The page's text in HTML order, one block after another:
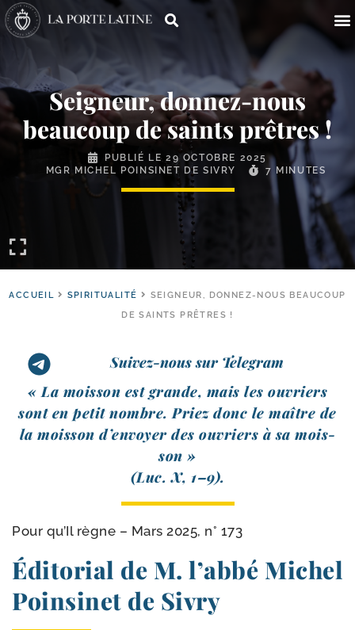
Seigneur, donnez-​nous
beaucoup de saints prêtres !
PUBLIÉ LE 29 OCTOBRE 2025
MGR MICHEL POINSINET DE SIVRY
7 MINUTES
ACCUEIL SPIRITUALITÉ
SEIGNEUR, DONNEZ-NOUS BEAUCOUP
DE SAINTS PRÊTRES !
Suivez-nous sur Telegram
« La mois­son est grande, mais les ouvriers
sont en petit nombre. Priez donc le maître de
la mois­son d’envoyer des ouvriers à sa mois­
son »
(Luc. X, 1–9).
Pour qu’Il règne – Mars 2025, n° 173
Éditorial de M. l’abbé Michel
Poinsinet de Sivry